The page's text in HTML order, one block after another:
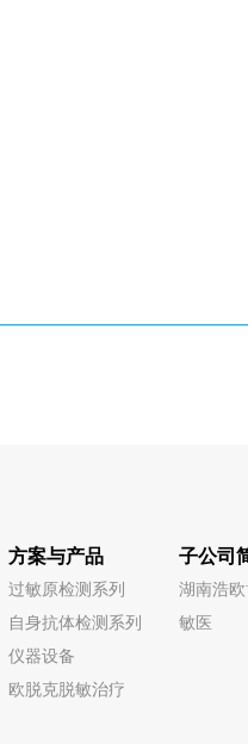
方案与产品
过敏原检测系列
自身抗体检测系列
仪器设备
欧脱克脱敏治疗
子公司
湖南浩
敏医